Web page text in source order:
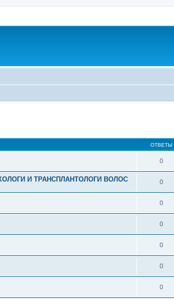
ОТВЕТЫ
0
И ТРАНСПЛАНТОЛОГИ ВОЛОС 0
0
0
0
0
0